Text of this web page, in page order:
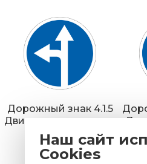
Наш сайт
Cookies
Дорожный знак 4.1.5
Движение прямо или
налево